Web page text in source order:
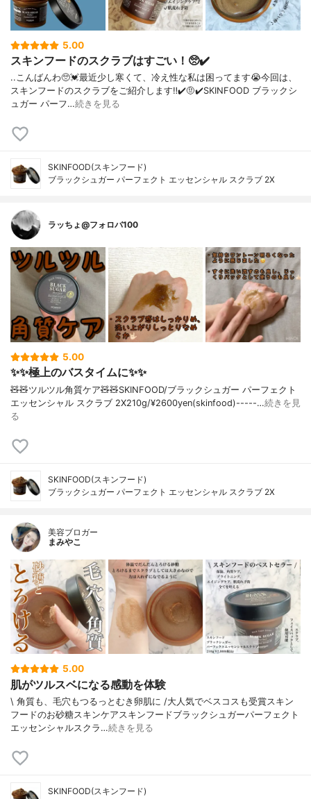
5.00
スキンフードのスクラブはすごい！🥺✔️
..こんばんわ🥺💓最近少し寒くて、冷え性な私は困ってます😭今回は、
スキンフードのスクラブをご紹介します‼︎✔️🤨✔️SKINFOOD ブラックシ
ュガー パーフ…続きを見る
SKINFOOD(スキンフード)
ブラックシュガー パーフェクト エッセンシャル スクラブ 2X
ラッちょ@フォロバ100
5.00
✨✨極上のバスタイムに✨✨
🧸🧸ツルツル角質ケア🧸🧸SKINFOOD/ブラックシュガー パーフェクト
エッセンシャル スクラブ 2X210g/¥2600yen(skinfood)-----…続きを見
る
SKINFOOD(スキンフード)
ブラックシュガー パーフェクト エッセンシャル スクラブ 2X
美容ブロガー
まみやこ
5.00
肌がツルスベになる感動を体験
\ 角質も、毛穴もつるっとむき卵肌に /⁡⁡大人気でベスコスも受賞スキン
フードのお砂糖スキンケア⁡⁡スキンフードブラックシュガーパーフェクト
エッセンシャルスクラ…続きを見る
SKINFOOD(スキンフード)